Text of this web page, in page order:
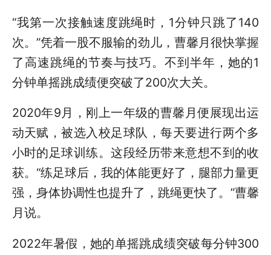
“我第一次接触速度跳绳时，1分钟只跳了140
次。”凭着一股不服输的劲儿，曹馨月很快掌握
了高速跳绳的节奏与技巧。不到半年，她的1
分钟单摇跳成绩便突破了200次大关。
2020年9月，刚上一年级的曹馨月便展现出运
动天赋，被选入校足球队，每天要进行两个多
小时的足球训练。这段经历带来意想不到的收
获。“练足球后，我的体能更好了，腿部力量更
强，身体协调性也提升了，跳绳更快了。”曹馨
月说。
2022年暑假，她的单摇跳成绩突破每分钟300